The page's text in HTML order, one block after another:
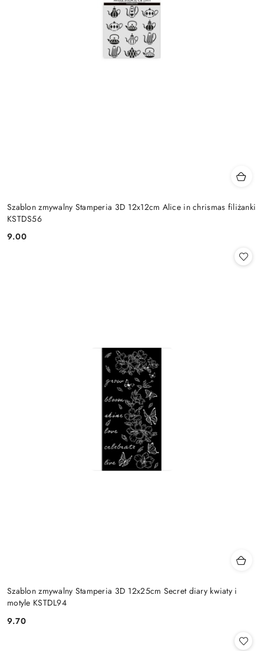
Szablon zmywalny Stamperia 3D 12x12cm Alice in chrismas filiżanki
KSTDS56
Cena:
9.00
Szablon zmywalny Stamperia 3D 12x25cm Secret diary kwiaty i
motyle KSTDL94
Cena:
9.70